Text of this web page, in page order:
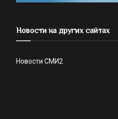
Новости на других сайтах
Новости СМИ2